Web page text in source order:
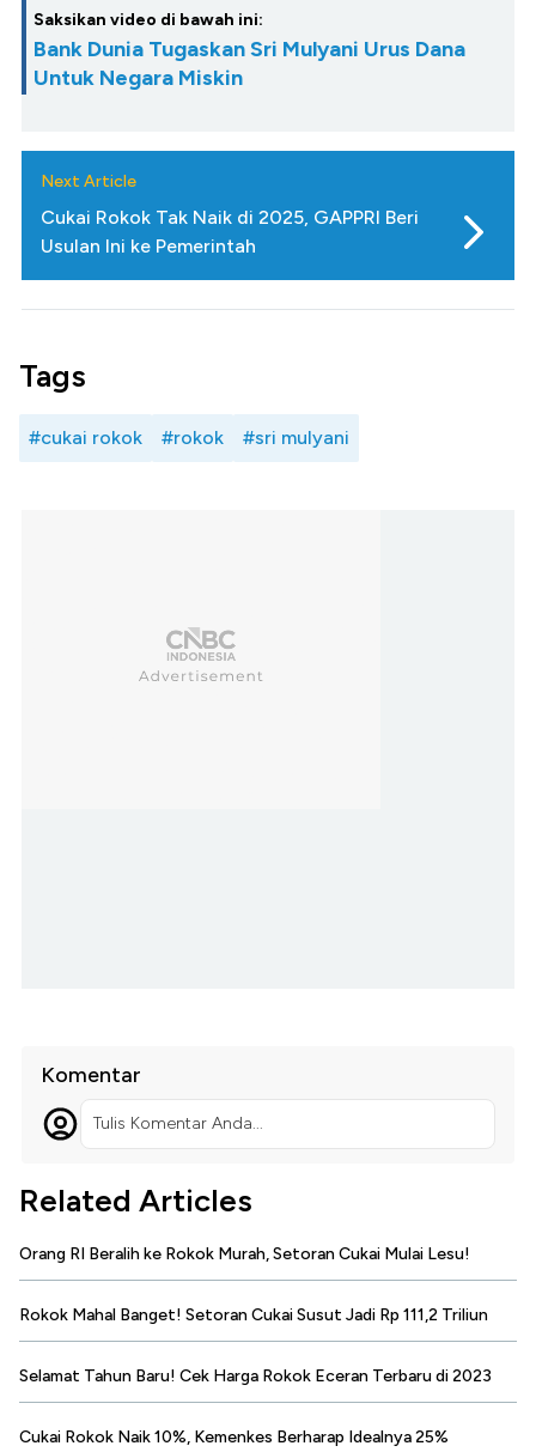
Saksikan video di bawah ini:
Bank Dunia Tugaskan Sri Mulyani Urus Dana
Untuk Negara Miskin
Next Article
Cukai Rokok Tak Naik di 2025, GAPPRI Beri
Usulan Ini ke Pemerintah
Tags
#cukai rokok #rokok #sri mulyani
Komentar
Tulis Komentar Anda...
Related Articles
Orang RI Beralih ke Rokok Murah, Setoran Cukai Mulai Lesu!
Rokok Mahal Banget! Setoran Cukai Susut Jadi Rp 111,2 Triliun
Selamat Tahun Baru! Cek Harga Rokok Eceran Terbaru di 2023
Cukai Rokok Naik 10%, Kemenkes Berharap Idealnya 25%